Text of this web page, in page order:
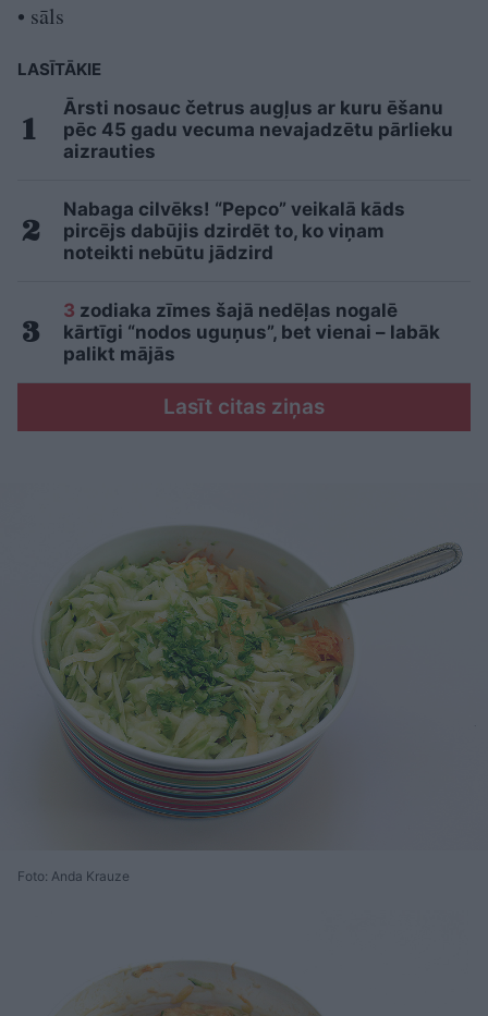
• sāls
LASĪTĀKIE
Ārsti nosauc četrus augļus ar kuru ēšanu
pēc 45 gadu vecuma nevajadzētu pārlieku
aizrauties
Nabaga cilvēks! “Pepco” veikalā kāds
pircējs dabūjis dzirdēt to, ko viņam
noteikti nebūtu jādzird
3 zodiaka zīmes šajā nedēļas nogalē
kārtīgi “nodos uguņus”, bet vienai – labāk
palikt mājās
Lasīt citas ziņas
Foto: Anda Krauze